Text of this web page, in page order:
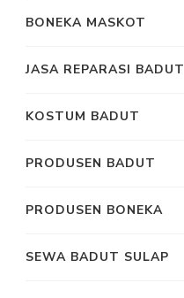
BONEKA MASKOT
JASA REPARASI BADUT
KOSTUM BADUT
PRODUSEN BADUT
PRODUSEN BONEKA
SEWA BADUT SULAP